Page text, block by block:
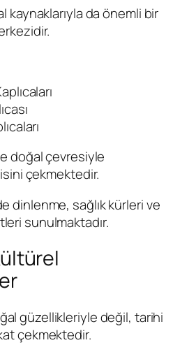
kaynaklarıyla da önemli bir
doğal çevresiyle
çekmektedir.
dinlenme, sağlık kürleri ve
sunulmaktadır.
güzellikleriyle değil, tarihi
çekmektedir.